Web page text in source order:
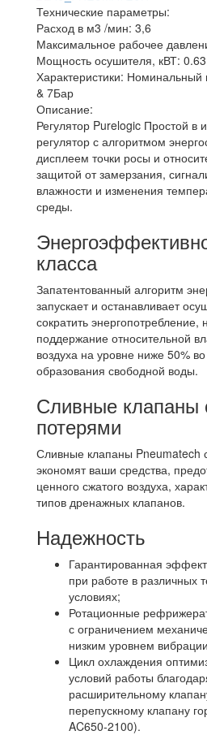
Технические параметры:
Расход в м3 /мин: 3,6
Максимальное рабочее
Мощность осушителя, кВТ: 0.63
Характеристики: Номинальный
& 7Бар
Описание:
Регулятор Purelogic Простой в
регулятор с алгоритмом
дисплеем точки росы и
защитой от замерзания,
влажности и изменения
среды.
класса
Запатентованный алгоритм
запускает и останавливает
сократить энергопотребление,
поддержание относительной
воздуха на уровне ниже 50%
образования свободной воды.
Сливные клапаны
потерями
Сливные клапаны Pneumatech
экономят ваши средства,
ценного сжатого воздуха,
типов дренажных клапанов.
Надежность
Гарантированная
при работе в различных
условиях;
Ротационные
с ограничением
низким уровнем
Цикл охлаждения
условий работы
расширительному
перепускному клапану
AC650-2100).